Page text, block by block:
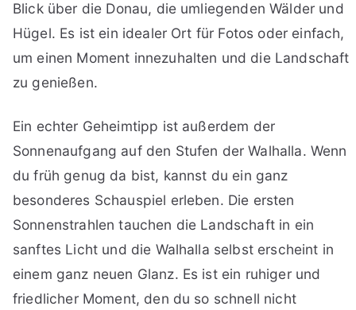
Blick über die Donau, die umliegenden Wälder und
Hügel. Es ist ein idealer Ort für Fotos oder einfach,
um einen Moment innezuhalten und die Landschaft
zu genießen.
Ein echter Geheimtipp ist außerdem der
Sonnenaufgang auf den Stufen der Walhalla. Wenn
du früh genug da bist, kannst du ein ganz
besonderes Schauspiel erleben. Die ersten
Sonnenstrahlen tauchen die Landschaft in ein
sanftes Licht und die Walhalla selbst erscheint in
einem ganz neuen Glanz. Es ist ein ruhiger und
friedlicher Moment, den du so schnell nicht